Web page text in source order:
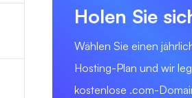
Holen Sie
Wählen Sie einen
Hosting-Plan und wir
kostenlose .com-